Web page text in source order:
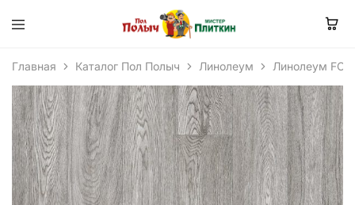
Главная Каталог Пол Полыч Линолеум Линолеум